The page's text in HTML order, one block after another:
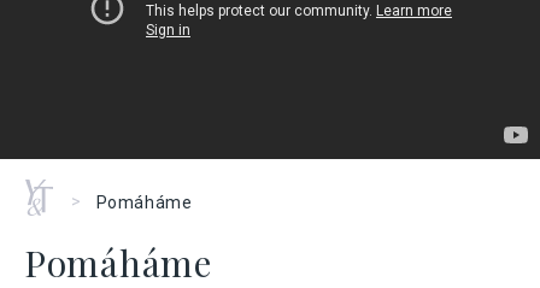
Home
> Pomáháme
Pomáháme